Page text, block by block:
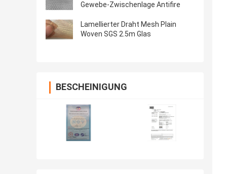
Gewebe-Zwischenlage Antifire
Lamellierter Draht Mesh Plain
Woven SGS 2.5m Glas
BESCHEINIGUNG